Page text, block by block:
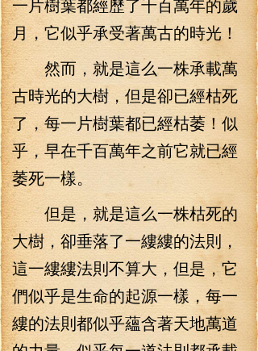
月，它似乎承受著萬古的時光！
然而，就是這么一株承載萬
古時光的大樹，但是卻已經枯死
了，每一片樹葉都已經枯萎！似
乎，早在千百萬年之前它就已經
萎死一樣。
但是，就是這么一株枯死的
大樹，卻垂落了一縷縷的法則，
這一縷縷法則不算大，但是，它
們似乎是生命的起源一樣，每一
縷的法則都似乎蘊含著天地萬道